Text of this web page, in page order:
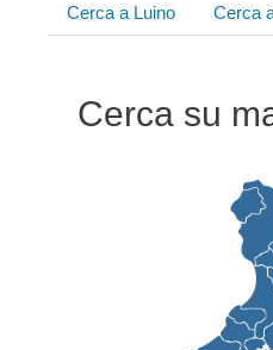
Cerca a Luino Cerca
Cerca su